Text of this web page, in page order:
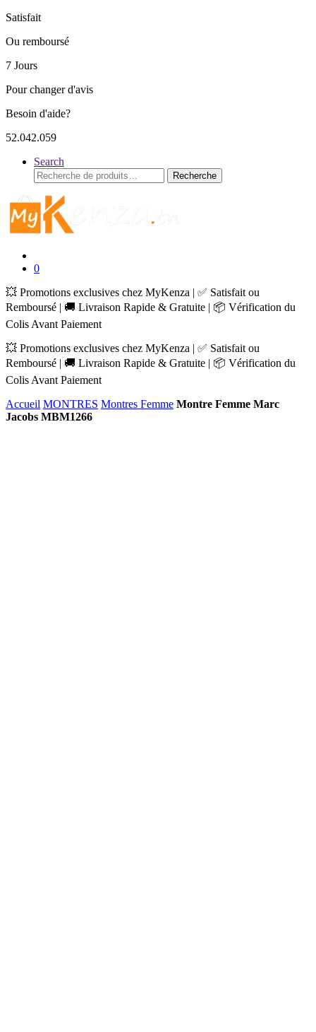
Satisfait
Ou remboursé
7 Jours
Pour changer d'avis
Besoin d'aide?
52.042.059
Search
Recherche
pour :
Recherche
0
💥 Promotions exclusives chez MyKenza | ✅ Satisfait ou
Remboursé | 🚚 Livraison Rapide & Gratuite | 📦 Vérification du
Colis Avant Paiement
💥 Promotions exclusives chez MyKenza | ✅ Satisfait ou
Remboursé | 🚚 Livraison Rapide & Gratuite | 📦 Vérification du
Colis Avant Paiement
Accueil MONTRES Montres Femme Montre Femme Marc
Jacobs MBM1266